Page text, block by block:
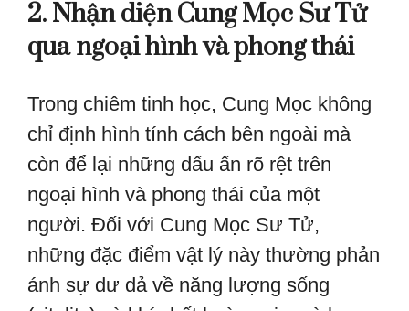
2. Nhận diện Cung Mọc Sư Tử
qua ngoại hình và phong thái
Trong chiêm tinh học, Cung Mọc không
chỉ định hình tính cách bên ngoài mà
còn để lại những dấu ấn rõ rệt trên
ngoại hình và phong thái của một
người. Đối với Cung Mọc Sư Tử,
những đặc điểm vật lý này thường phản
ánh sự dư dả về năng lượng sống